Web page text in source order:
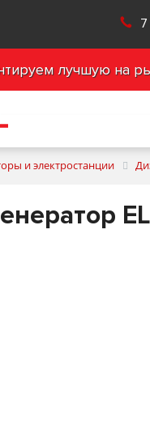
лучшую на
и электростанции